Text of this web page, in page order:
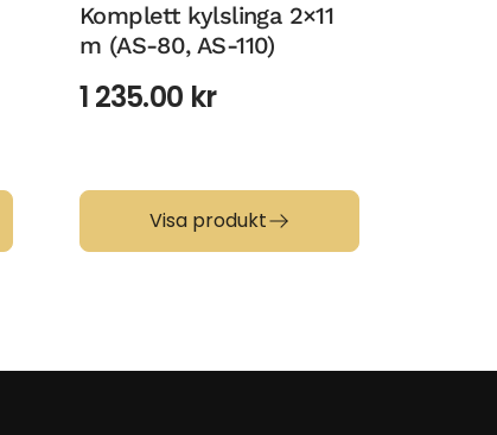
Komplett kylslinga 2×11
m (AS-80, AS-110)
1 235.00 kr
Visa produkt